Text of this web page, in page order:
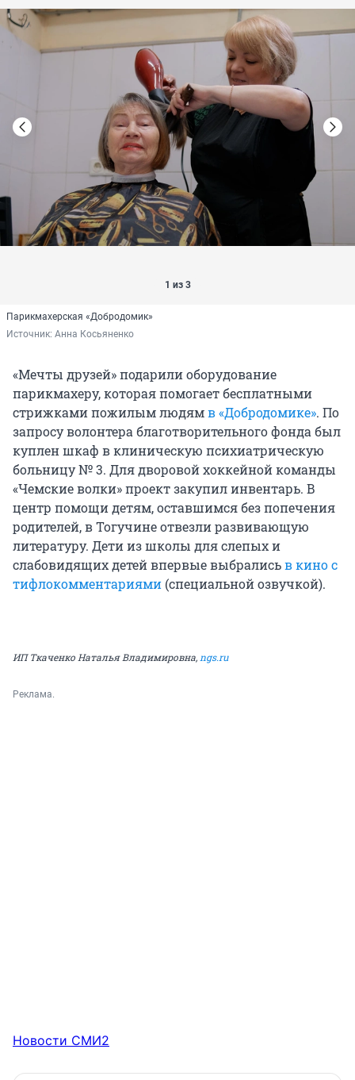
1 из 3
Парикмахерская «Добродомик»
Источник: Анна Косьяненко
«Мечты друзей» подарили оборудование
парикмахеру, которая помогает бесплатными
стрижками пожилым людямв «Добродомике». По
запросу волонтера благотворительного фонда был
куплен шкаф в клиническую психиатрическую
больницу № 3. Для дворовой хоккейной команды
«Чемские волки» проект закупил инвентарь. В
центр помощи детям, оставшимся без попечения
родителей, в Тогучине отвезли развивающую
литературу. Дети из школы для слепых и
слабовидящих детей впервые выбралисьв кино с
тифлокомментариями (специальной озвучкой).
ИП Ткаченко Наталья Владимировна,ngs.ru
Реклама.
Новости СМИ2